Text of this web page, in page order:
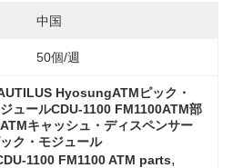
中国
50個/週
HyosungATMピック・
ュールCDU-1100 FM1100ATM部
キャッシュ・ディスペンサー
ク・モジュール
1100 FM1100 ATM parts,